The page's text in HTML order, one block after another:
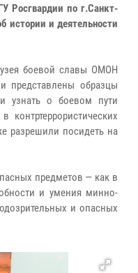
Росгвардии по г.Санкт-
истории и деятельности
боевой славы ОМОН
представлены образцы
узнать о боевом пути
контртеррористических
разрешили посидеть на
предметов — как в
и умения минно-
и опасных